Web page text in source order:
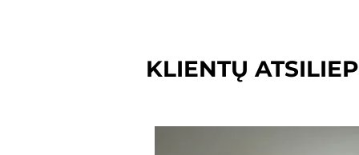
KLIENTŲ